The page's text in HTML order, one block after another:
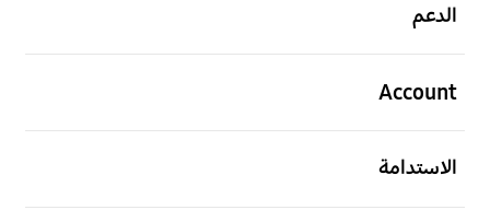
الدعم
Account
الاستدامة